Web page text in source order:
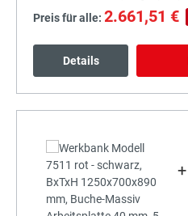
Preis für alle: 2.661,51 €
Details
+